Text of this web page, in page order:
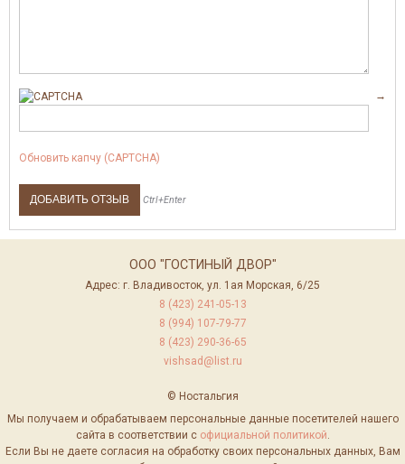
→
Обновить капчу (CAPTCHA)
Ctrl+Enter
ООО "ГОСТИНЫЙ ДВОР"
Адрес: г. Владивосток, ул. 1ая Морская, 6/25
8 (423) 241-05-13
8 (994) 107-79-77
8 (423) 290-36-65
vishsad@list.ru
© Ностальгия
Мы получаем и обрабатываем персональные данные посетителей нашего
сайта в соответствии с официальной политикой.
Если Вы не даете согласия на обработку своих персональных данных, Вам